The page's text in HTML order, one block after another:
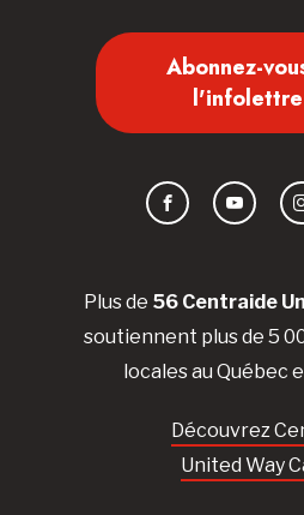
Plus de 56 Centraide
soutiennent plus de 5
locales au Québec
Découvrez
United Way
Abonnez-
l'infolettre
FacebookYouTube